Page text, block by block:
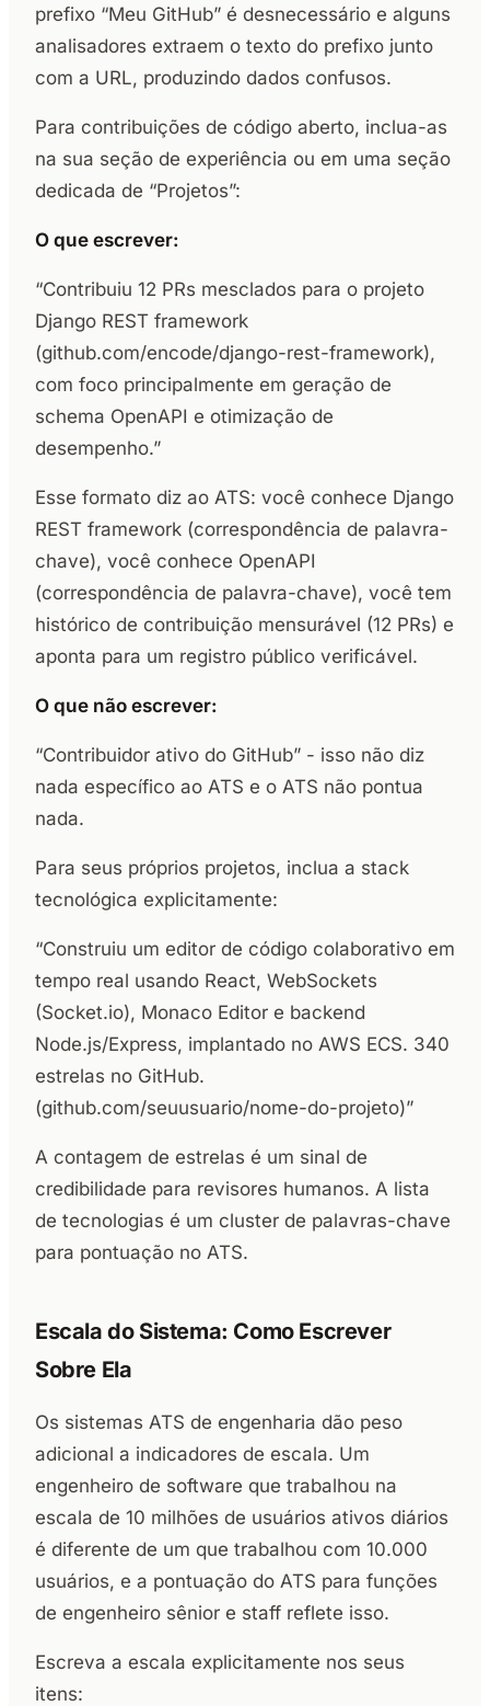
prefixo “Meu GitHub” é desnecessário e alguns
analisadores extraem o texto do prefixo junto
com a URL, produzindo dados confusos.
Para contribuições de código aberto, inclua-as
na sua seção de experiência ou em uma seção
dedicada de “Projetos”:
O que escrever:
“Contribuiu 12 PRs mesclados para o projeto
Django REST framework
(github.com/encode/django-rest-framework),
com foco principalmente em geração de
schema OpenAPI e otimização de
desempenho.”
Esse formato diz ao ATS: você conhece Django
REST framework (correspondência de palavra-
chave), você conhece OpenAPI
(correspondência de palavra-chave), você tem
histórico de contribuição mensurável (12 PRs) e
aponta para um registro público verificável.
O que não escrever:
“Contribuidor ativo do GitHub” - isso não diz
nada específico ao ATS e o ATS não pontua
nada.
Para seus próprios projetos, inclua a stack
tecnológica explicitamente:
“Construiu um editor de código colaborativo em
tempo real usando React, WebSockets
(Socket.io), Monaco Editor e backend
Node.js/Express, implantado no AWS ECS. 340
estrelas no GitHub.
(github.com/seuusuario/nome-do-projeto)”
A contagem de estrelas é um sinal de
credibilidade para revisores humanos. A lista
de tecnologias é um cluster de palavras-chave
para pontuação no ATS.
Escala do Sistema: Como Escrever
Sobre Ela
Os sistemas ATS de engenharia dão peso
adicional a indicadores de escala. Um
engenheiro de software que trabalhou na
escala de 10 milhões de usuários ativos diários
é diferente de um que trabalhou com 10.000
usuários, e a pontuação do ATS para funções
de engenheiro sênior e staff reflete isso.
Escreva a escala explicitamente nos seus
itens: